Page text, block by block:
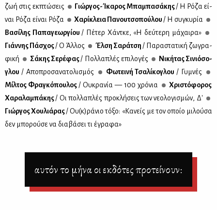
ζωή στις εκ­πτώ­σεις
Γιώρ­γος-Ίκα­ρος Μπα­μπα­σά­κης/ Η Ρό­ζα εί­
ναι Ρό­ζα εί­ναι Ρό­ζα
Χα­ρί­κλεια Πα­νου­τσο­πού­λου / Η συ­γκυ­ρία
Βα­σί­λης Πα­πα­γε­ωρ­γί­ου / Πέ­τερ Χά­ντ­κε, «Η δεύ­τε­ρη μά­χαι­ρα»
Γιάν­νης Πά­σχος/ Ο Άλ­λος Έλ­ση Σα­ρά­τση / Πα­ρα­στα­τι­κή ζω­γρα­
φι­κή
Σά­κης Σε­ρέ­φας/ Πολ­λα­πλές επι­λο­γές
Νι­κή­τας Σι­νιό­σο­
γλου / Απο­προ­σα­να­το­λι­σμός Φω­τει­νή Τσα­λί­κο­γλου / Γυ­μνές
Μίλ­τος Φρα­γκό­που­λος / Ου­κρα­νία — 100 χρό­νια
Χρι­στό­φο­ρος
Χα­ρα­λα­μπά­κης/ Οι πολ­λα­πλές προ­κλή­σεις των νε­ο­λο­γι­σμών, Δ'
Γιώρ­γος Χου­λιά­ρας/ Ου(κ)ρά­νιο τό­ξο: «Κα­νείς με τον οποίο μι­λού­σα
δεν μπο­ρού­σε να δια­βά­σει τι έγρα­φα»
αυτόν το μήνα οι εκδότες προτείνουν: